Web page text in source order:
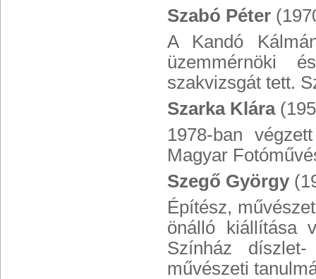
Szabó Péter
A Kandó
üzemmérnöki
szakvizsgát tett.
Szarka Klára
1978-ban
Magyar
Szegő György
Építész,
önálló kiállítása
Színház
művészeti